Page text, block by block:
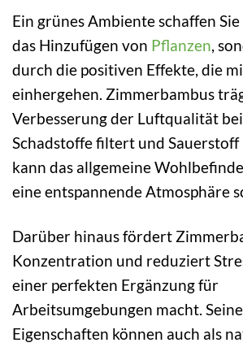
Ein grünes Ambiente schaffen
das Hinzufügen von Pflanzen,
durch die positiven Effekte, die
einhergehen. Zimmerbambus
Verbesserung der Luftqualität
Schadstoffe filtert und
kann das allgemeine
eine entspannende Atmosphäre
Darüber hinaus fördert
Konzentration und reduziert
einer perfekten Ergänzung für
Arbeitsumgebungen macht.
Eigenschaften können auch als